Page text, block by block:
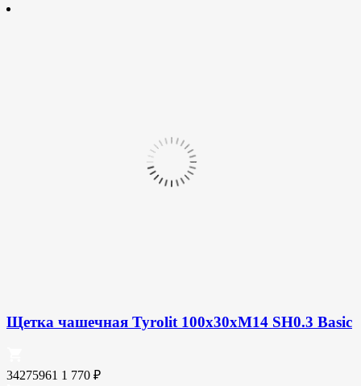
Щетка чашечная Tyrolit 100х30хМ14 SH0.3 Basic
34275961 1 770 ₽